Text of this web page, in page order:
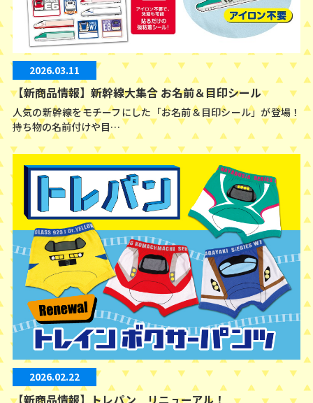
2026.03.11
【新商品情報】新幹線大集合 お名前＆目印シール
人気の新幹線をモチーフにした「お名前＆目印シール」が登場！
持ち物の名前付けや目…
2026.02.22
【新商品情報】トレパン リニューアル！